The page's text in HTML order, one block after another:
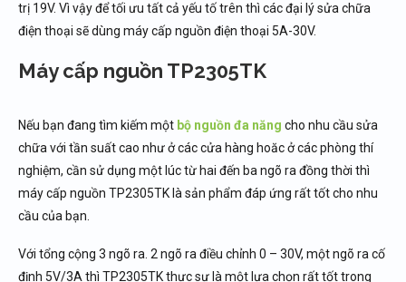
trị 19V. Vì vậy để tối ưu tất cả yếu tố trên thì các đại lý sửa chữa
điện thoại sẽ dùng máy cấp nguồn điện thoại 5A-30V.
Máy cấp nguồn TP2305TK
Nếu bạn đang tìm kiếm một bộ nguồn đa năng cho nhu cầu sửa
chữa với tần suất cao như ở các cửa hàng hoăc ở các phòng thí
nghiệm, cần sử dụng một lúc từ hai đến ba ngõ ra đồng thời thì
máy cấp nguồn TP2305TK là sản phẩm đáp ứng rất tốt cho nhu
cầu của bạn.
Với tổng cộng 3 ngõ ra. 2 ngõ ra điều chỉnh 0 – 30V, một ngõ ra cố
định 5V/3A thì TP2305TK thực sự là một lựa chọn rất tốt trong